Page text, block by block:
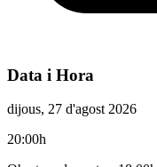
Data i Hora
dijous, 27 d'agost 2026
20:00h